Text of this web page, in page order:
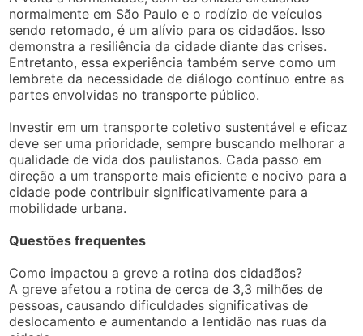
normalmente em São Paulo e o rodízio de veículos
sendo retomado, é um alívio para os cidadãos. Isso
demonstra a resiliência da cidade diante das crises.
Entretanto, essa experiência também serve como um
lembrete da necessidade de diálogo contínuo entre as
partes envolvidas no transporte público.
Investir em um transporte coletivo sustentável e eficaz
deve ser uma prioridade, sempre buscando melhorar a
qualidade de vida dos paulistanos. Cada passo em
direção a um transporte mais eficiente e nocivo para a
cidade pode contribuir significativamente para a
mobilidade urbana.
Questões frequentes
Como impactou a greve a rotina dos cidadãos?
A greve afetou a rotina de cerca de 3,3 milhões de
pessoas, causando dificuldades significativas de
deslocamento e aumentando a lentidão nas ruas da